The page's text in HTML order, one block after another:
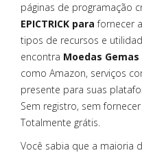
páginas de programação
EPICTRICK para fornecer
tipos de recursos e
encontra Moedas Gemas
como Amazon, serviços
presente para suas
Sem registro, sem
Totalmente grátis.
Você sabia que a maioria